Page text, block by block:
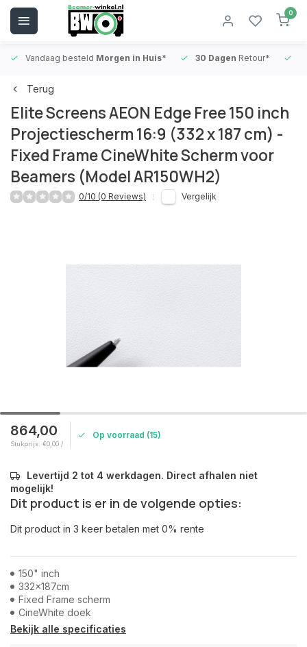
0
Vandaag besteld Morgen in Huis* 30 Dagen Retour*
Terug
Elite Screens AEON Edge Free 150 inch
Projectiescherm 16:9 (332 x 187 cm) -
Fixed Frame CineWhite Scherm voor
Beamers (Model AR150WH2)
0/10 (0 Reviews) Vergelijk
864,00
Stukprijs: €0,00 /
Op voorraad (15)
Levertijd 2 tot 4 werkdagen. Direct afhalen niet
mogelijk!
Dit product is er in de volgende opties:
Dit product in 3 keer betalen met 0% rente
150" inch
332x187cm
Fixed Frame scherm
CineWhite doek
Bekijk alle specificaties